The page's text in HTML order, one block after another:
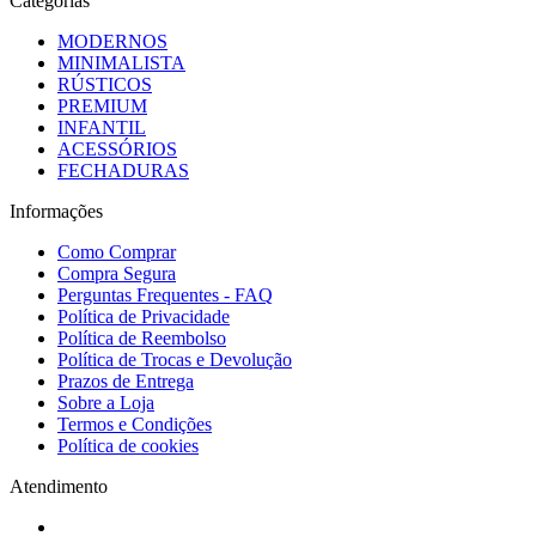
MODERNOS
MINIMALISTA
RÚSTICOS
PREMIUM
INFANTIL
ACESSÓRIOS
FECHADURAS
Informações
Como Comprar
Compra Segura
Perguntas Frequentes - FAQ
Política de Privacidade
Política de Reembolso
Política de Trocas e Devolução
Prazos de Entrega
Sobre a Loja
Termos e Condições
Política de cookies
Atendimento